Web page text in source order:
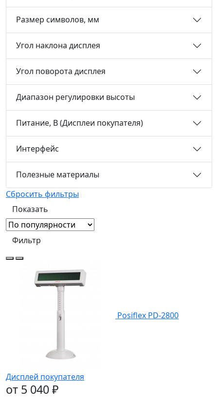
Размер символов, мм
Угол наклона дисплея
Угол поворота дисплея
Диапазон регулировки высоты
Питание, В (Дисплеи покупателя)
Интерфейс
Полезные материалы
Сбросить фильтры
Фильтр
Posiflex PD-2800
Дисплей покупателя
от 5 040 ₽